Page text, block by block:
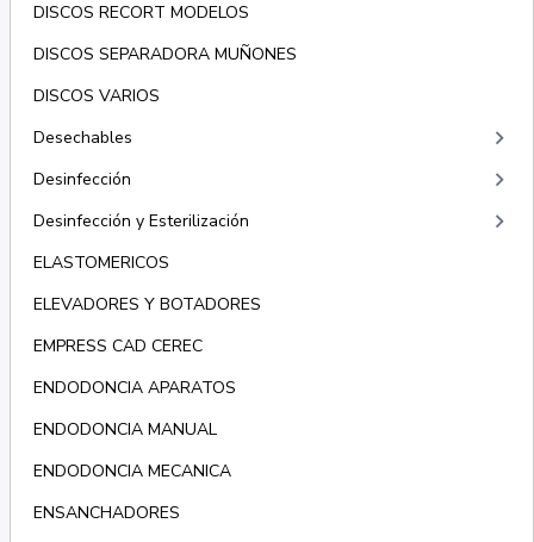
DISCOS RECORT MODELOS
DISCOS SEPARADORA MUÑONES
DISCOS VARIOS
Desechables
keyboard_arrow_right
Desinfección keyboard_arrow_right
Desinfección y Esterilización keyboard_arrow_right
ELASTOMERICOS
ELEVADORES Y BOTADORES
EMPRESS CAD CEREC
ENDODONCIA APARATOS
ENDODONCIA MANUAL
ENDODONCIA MECANICA
ENSANCHADORES